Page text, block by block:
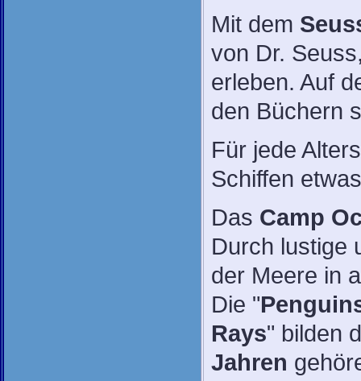
Mit dem
von Dr.
erleben. Auf
den Büchern
Für jede
Schiffen
Das Camp
Durch lustige
der Meere in
Die "
Rays" bilden
Jahren